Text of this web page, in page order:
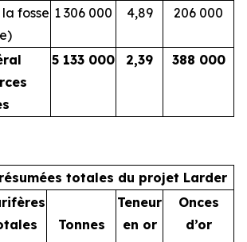
fosse 1 306 000 4,89 206 000
5 133 000 2,39 388 000
totales du projet Larder
Tonnes
Teneur
en or
Onces
d’or